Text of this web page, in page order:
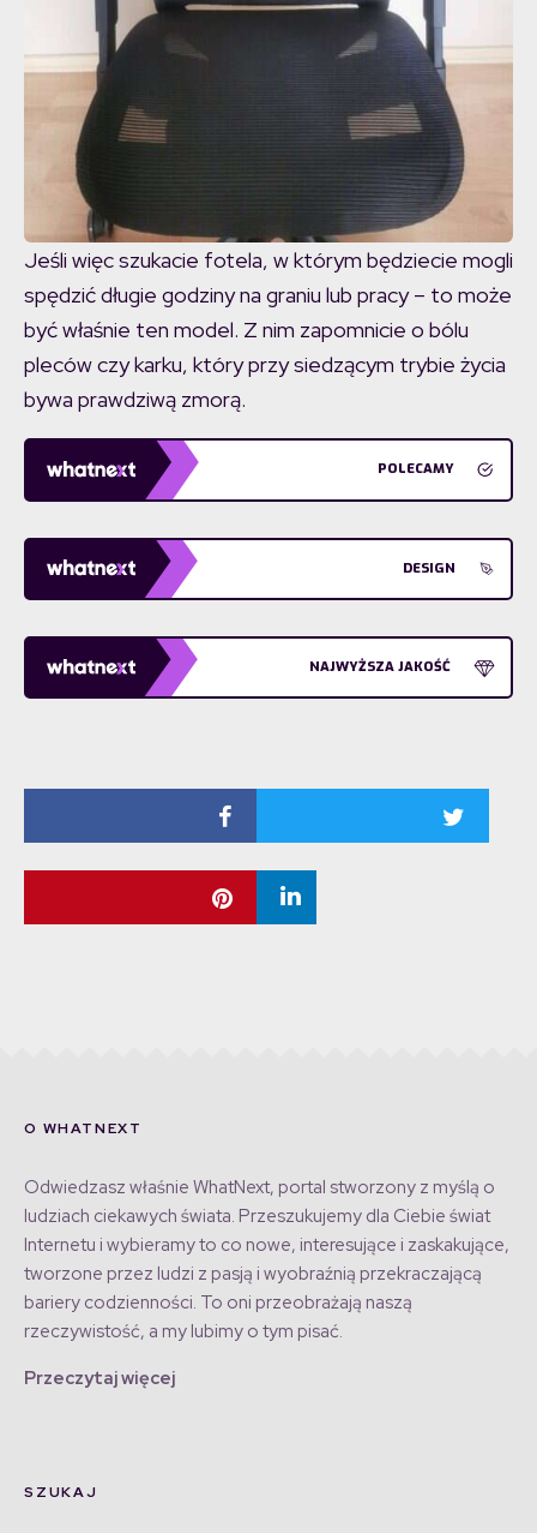
Jeśli więc szukacie fotela, w którym będziecie mogli
spędzić długie godziny na graniu lub pracy – to może
być właśnie ten model. Z nim zapomnicie o bólu
pleców czy karku, który przy siedzącym trybie życia
bywa prawdziwą zmorą.
POLECAMY
DESIGN
NAJWYŻSZA JAKOŚĆ
O WHATNEXT
Odwiedzasz właśnie WhatNext, portal stworzony z myślą o
ludziach ciekawych świata. Przeszukujemy dla Ciebie świat
Internetu i wybieramy to co nowe, interesujące i zaskakujące,
tworzone przez ludzi z pasją i wyobraźnią przekraczającą
bariery codzienności. To oni przeobrażają naszą
rzeczywistość, a my lubimy o tym pisać.
Przeczytaj więcej
SZUKAJ